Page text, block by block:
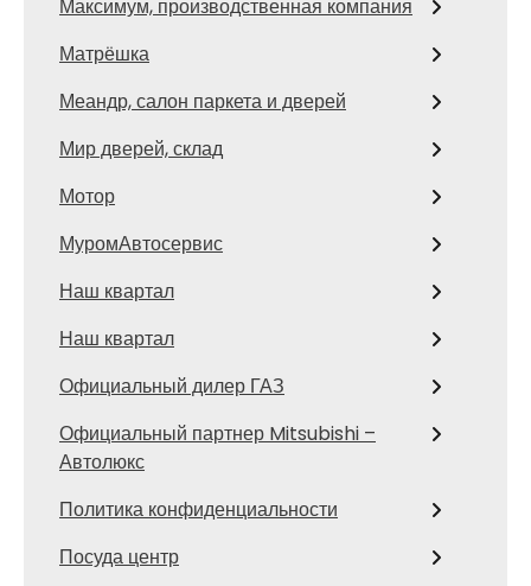
Максимум, производственная компания
Матрёшка
Меандр, салон паркета и дверей
Мир дверей, склад
Мотор
МуромАвтосервис
Наш квартал
Наш квартал
Официальный дилер ГАЗ
Официальный партнер Mitsubishi –
Автолюкс
Политика конфиденциальности
Посуда центр